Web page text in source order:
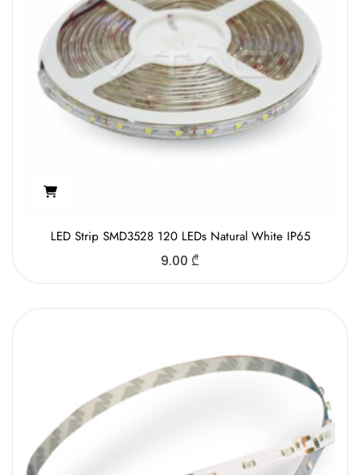
LED Strip SMD3528 120 LEDs Natural White IP65
9.00 ₾